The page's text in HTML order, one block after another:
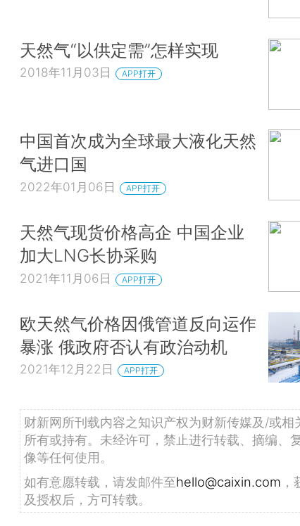
天然气“以供定需”怎样实现
2018年11月03日 APP打开
中国首次成为全球最大液化天然
气进口国
2022年01月06日 APP打开
天然气现货价格高企 中国企业
加大LNG长协采购
2021年11月06日 APP打开
欧天然气价格因俄管道反向运作
暴涨 俄政府否认有政治动机
2021年12月22日 APP打开
财新网所刊载内容之知识产权为财新传媒及/或相
所有或持有。未经许可，禁止进行转载、摘编、
像等任何使用。
如有意愿转载，请发邮件至hello@caixin.com
及授权后，方可转载。